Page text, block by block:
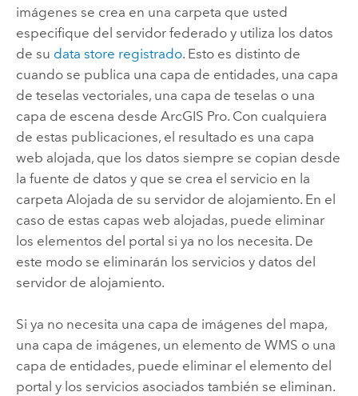
imágenes se crea en una carpeta que usted
especifique del servidor federado y utiliza los datos
de su data store registrado. Esto es distinto de
cuando se publica una capa de entidades, una capa
de teselas vectoriales, una capa de teselas o una
capa de escena desde ArcGIS Pro. Con cualquiera
de estas publicaciones, el resultado es una capa
web alojada, que los datos siempre se copian desde
la fuente de datos y que se crea el servicio en la
carpeta Alojada de su servidor de alojamiento. En el
caso de estas capas web alojadas, puede eliminar
los elementos del portal si ya no los necesita. De
este modo se eliminarán los servicios y datos del
servidor de alojamiento.
Si ya no necesita una capa de imágenes del mapa,
una capa de imágenes, un elemento de WMS o una
capa de entidades, puede eliminar el elemento del
portal y los servicios asociados también se eliminan.